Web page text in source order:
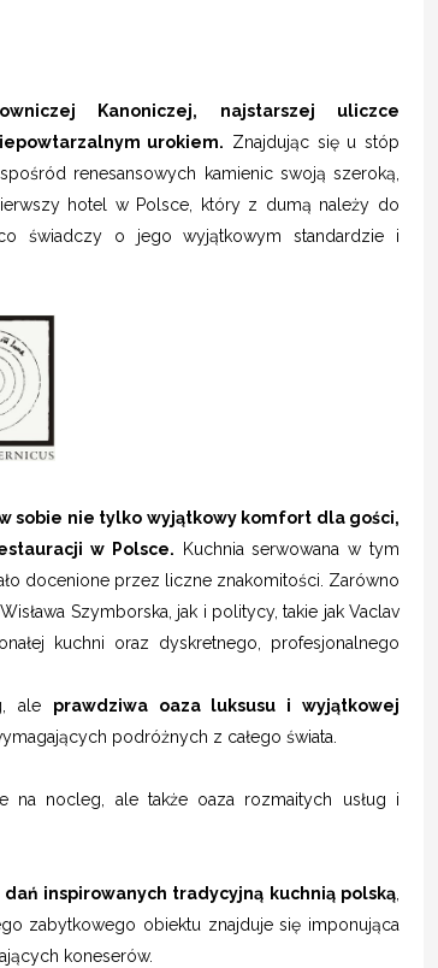
Kanoniczej, najstarszej uliczce
urokiem. Znajdując się u stóp
renesansowych kamienic swoją szeroką,
hotel w Polsce, który z dumą należy do
świadczy o jego wyjątkowym standardzie i
sobie nie tylko wyjątkowy komfort dla gości,
w Polsce. Kuchnia serwowana w tym
docenione przez liczne znakomitości. Zarówno
Szymborska, jak i politycy, takie jak Vaclav
kuchni oraz dyskretnego, profesjonalnego
ale prawdziwa oaza luksusu i wyjątkowej
podróżnych z całego świata.
na nocleg, ale także oaza rozmaitych usług i
inspirowanych tradycyjną kuchnią polską,
zabytkowego obiektu znajduje się imponująca
koneserów.